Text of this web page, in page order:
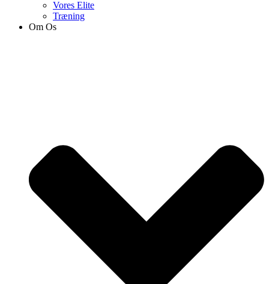
Vores Elite
Træning
Om Os